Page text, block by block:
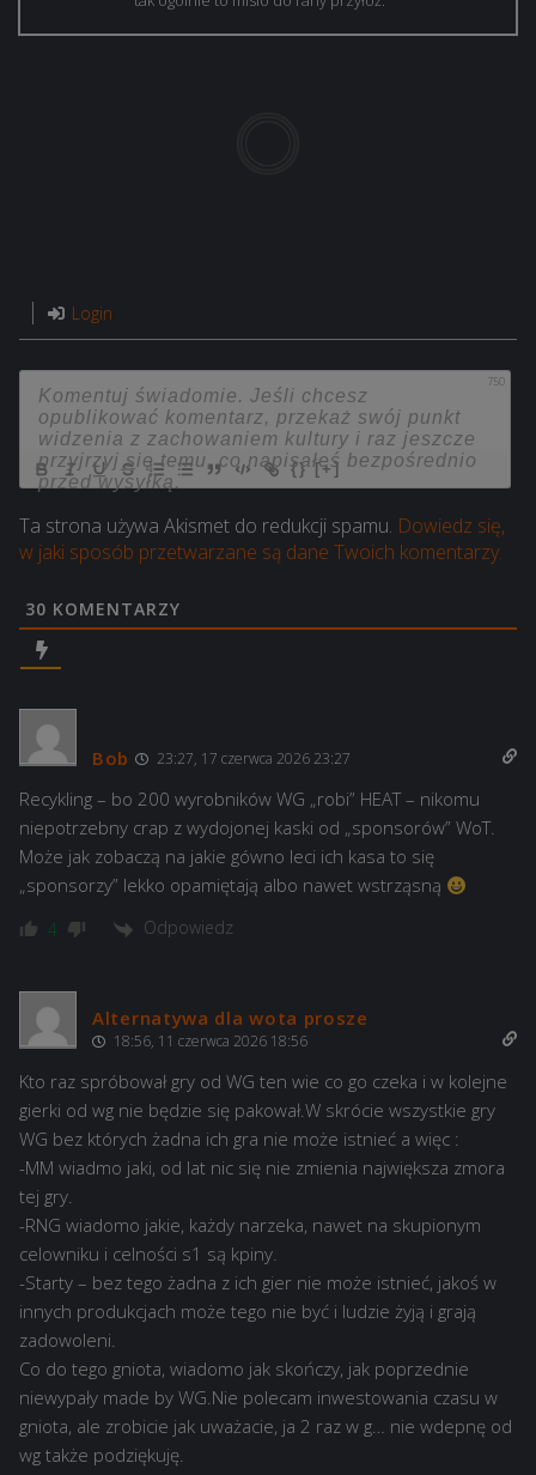
Login
750
{} [+]
Ta strona używa Akismet do redukcji spamu. Dowiedz się,
w jaki sposób przetwarzane są dane Twoich komentarzy.
30 KOMENTARZY
Bob 23:27, 17 czerwca 2026 23:27
Recykling – bo 200 wyrobników WG „robi” HEAT – nikomu
niepotrzebny crap z wydojonej kaski od „sponsorów” WoT.
Może jak zobaczą na jakie gówno leci ich kasa to się
„sponsorzy” lekko opamiętają albo nawet wstrząsną
4 Odpowiedz
Alternatywa dla wota prosze
18:56, 11 czerwca 2026 18:56
Kto raz spróbował gry od WG ten wie co go czeka i w kolejne
gierki od wg nie będzie się pakował.W skrócie wszystkie gry
WG bez których żadna ich gra nie może istnieć a więc :
-MM wiadmo jaki, od lat nic się nie zmienia największa zmora
tej gry.
-RNG wiadomo jakie, każdy narzeka, nawet na skupionym
celowniku i celności s1 są kpiny.
-Starty – bez tego żadna z ich gier nie może istnieć, jakoś w
innych produkcjach może tego nie być i ludzie żyją i grają
zadowoleni.
Co do tego gniota, wiadomo jak skończy, jak poprzednie
niewypały made by WG.Nie polecam inwestowania czasu w
gniota, ale zrobicie jak uważacie, ja 2 raz w g… nie wdepnę od
wg także podziękuję.